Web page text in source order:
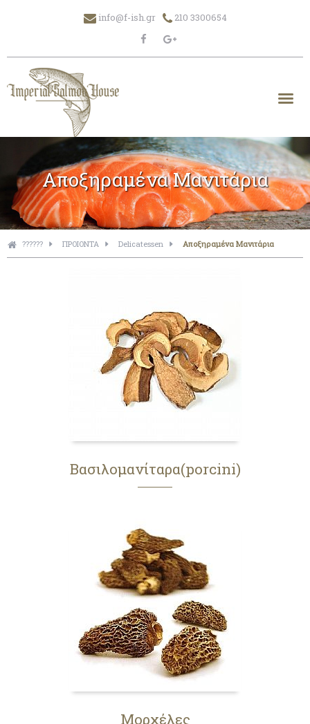
info@f-ish.gr 210 3300654
Αποξηραμένα Μανιτάρια
?????? ΠΡΟΙΟΝΤΑ Delicatessen Αποξηραμένα Μανιτάρια
Βασιλομανίταρα(porcini)
Mορχέλες